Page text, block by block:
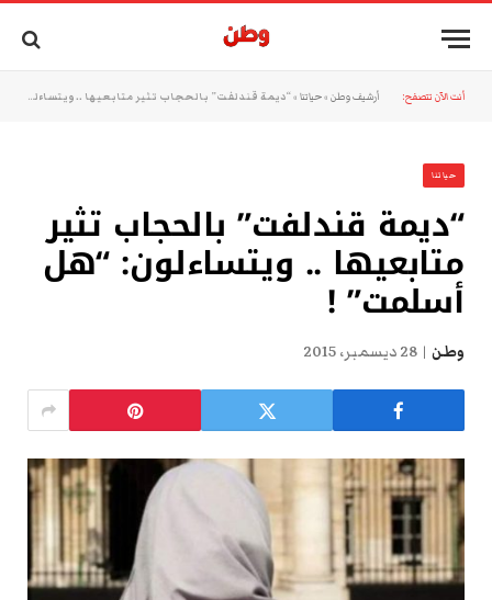
أنت الآن تتصفح: أرشيف وطن »حياتنا »“ديمة قندلفت” بالحجاب تثير متابعيها .. ويتساءلون: “هل أسلمت” !
حياتنا
“ديمة قندلفت” بالحجاب تثير
متابعيها .. ويتساءلون: “هل
أسلمت” !
وطن 28 ديسمبر، 2015